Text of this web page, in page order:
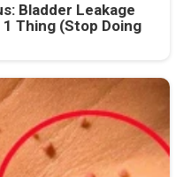
Bladder Leakage
Thing (Stop Doing